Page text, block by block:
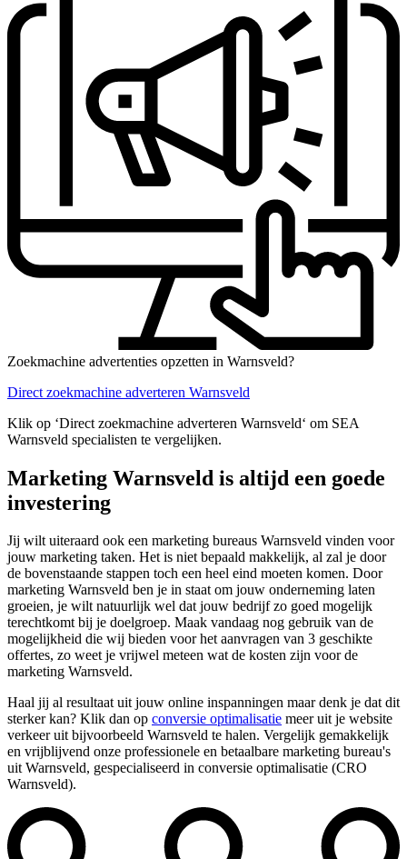
Zoekmachine advertenties opzetten in Warnsveld?
Direct zoekmachine adverteren Warnsveld
Klik op ‘Direct zoekmachine adverteren Warnsveld‘ om SEA
Warnsveld specialisten te vergelijken.
Marketing Warnsveld is altijd een goede
investering
Jij wilt uiteraard ook een marketing bureaus Warnsveld vinden voor
jouw marketing taken. Het is niet bepaald makkelijk, al zal je door
de bovenstaande stappen toch een heel eind moeten komen. Door
marketing Warnsveld ben je in staat om jouw onderneming laten
groeien, je wilt natuurlijk wel dat jouw bedrijf zo goed mogelijk
terechtkomt bij je doelgroep. Maak vandaag nog gebruik van de
mogelijkheid die wij bieden voor het aanvragen van 3 geschikte
offertes, zo weet je vrijwel meteen wat de kosten zijn voor de
marketing Warnsveld.
Haal jij al resultaat uit jouw online inspanningen maar denk je dat dit
sterker kan? Klik dan op conversie optimalisatie meer uit je website
verkeer uit bijvoorbeeld Warnsveld te halen. Vergelijk gemakkelijk
en vrijblijvend onze professionele en betaalbare marketing bureau's
uit Warnsveld, gespecialiseerd in conversie optimalisatie (CRO
Warnsveld).